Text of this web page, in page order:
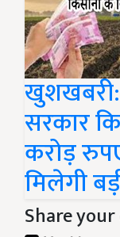
सरकार
करोड़
मिलेगी
Share